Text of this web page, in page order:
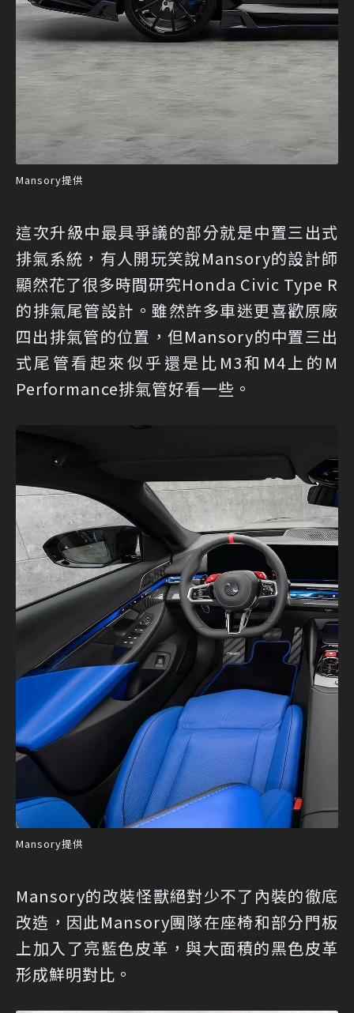
Mansory提供
這次升級中最具爭議的部分就是中置三出式
排氣系統，有人開玩笑說Mansory的設計師
顯然花了很多時間研究Honda Civic Type R
的排氣尾管設計。雖然許多車迷更喜歡原廠
四出排氣管的位置，但Mansory的中置三出
式尾管看起來似乎還是比M3和M4上的M
Performance排氣管好看一些。
Mansory提供
Mansory的改裝怪獸絕對少不了內裝的徹底
改造，因此Mansory團隊在座椅和部分門板
上加入了亮藍色皮革，與大面積的黑色皮革
形成鮮明對比。